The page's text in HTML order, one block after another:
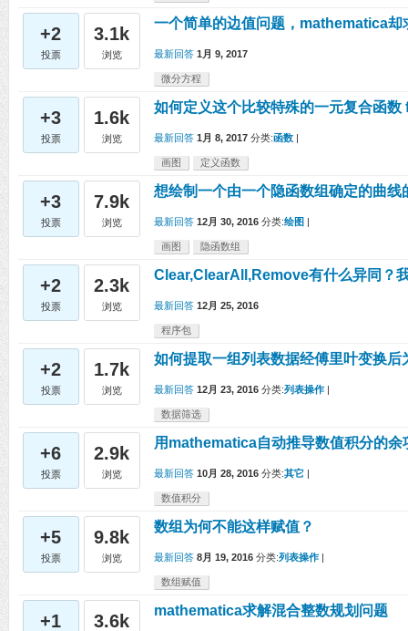
+2
投票
3.1k
浏览
一个简单的边值问题，mathematica却
最新回答 1月 9, 2017
微分方程
+3
投票
1.6k
浏览
如何定义这个比较特殊的一元复合函
最新回答 1月 8, 2017 分类:函数
画图 定义函数
+3
投票
7.9k
浏览
想绘制一个由一个隐函数组确定的曲线
最新回答 12月 30, 2016 分类:绘图
画图 隐函数组
+2
投票
2.3k
浏览
Clear,ClearAll,Remove有什么异同？
最新回答 12月 25, 2016
程序包
+2
投票
1.7k
浏览
如何提取一组列表数据经傅里叶变换后
最新回答 12月 23, 2016 分类:列表操作
数据筛选
+6
投票
2.9k
浏览
用mathematica自动推导数值积分的余
最新回答 10月 28, 2016 分类:其它
数值积分
+5
投票
9.8k
浏览
数组为何不能这样赋值？
最新回答 8月 19, 2016 分类:列表操作
数组赋值
+1 3.6k
mathematica求解混合整数规划问题